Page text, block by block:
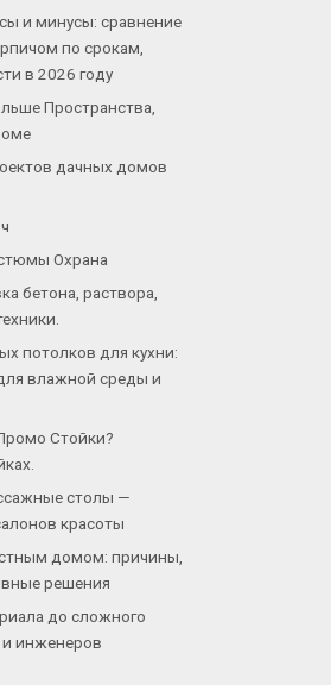
и минусы: сравнение
по срокам,
в 2026 году
Пространства,
дачных домов
Охрана
бетона, раствора,
потолков для кухни:
влажной среды и
Стойки?
столы —
красоты
домом: причины,
решения
до сложного
и инженеров